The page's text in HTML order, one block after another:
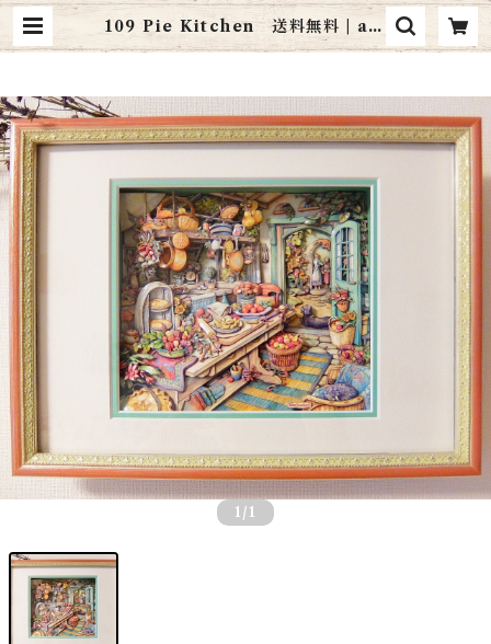
109 Pie Kitchen 送料無料 | art
cottage シャドーボックス通販
1 /1